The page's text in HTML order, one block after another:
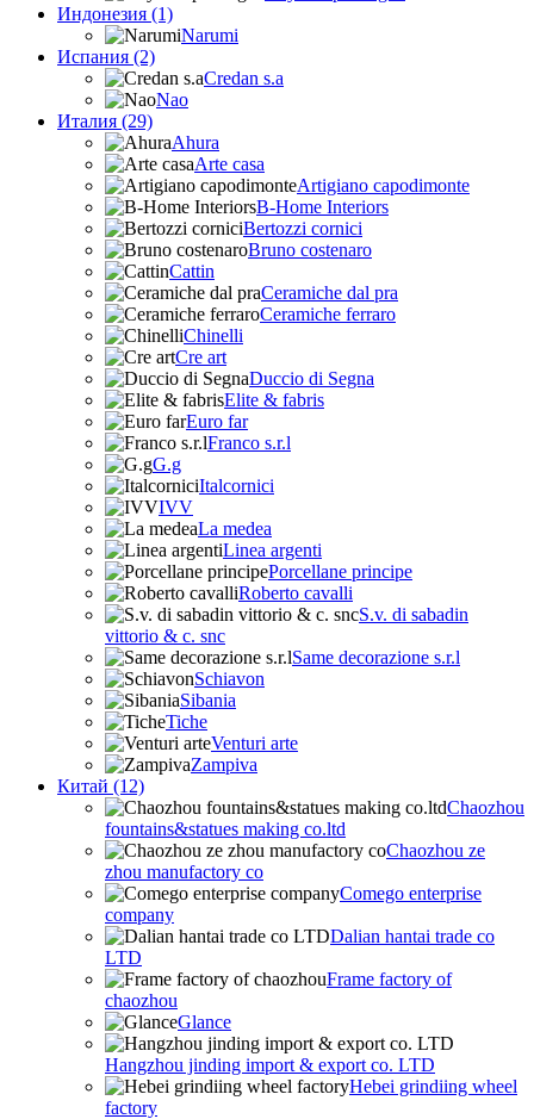
Индонезия (1)
Narumi
Испания (2)
Credan s.a
Nao
Италия (29)
Ahura
Arte casa
Artigiano capodimonte
B-Home Interiors
Bertozzi cornici
Bruno costenaro
Cattin
Ceramiche dal pra
Ceramiche ferraro
Chinelli
Cre art
Duccio di Segna
Elite & fabris
Euro far
Franco s.r.l
G.g
Italcornici
IVV
La medea
Linea argenti
Porcellane principe
Roberto cavalli
S.v. di sabadin
vittorio & c. snc
Same decorazione s.r.l
Schiavon
Sibania
Tiche
Venturi arte
Zampiva
Китай (12)
Chaozhou
fountains&statues making co.ltd
Chaozhou ze
zhou manufactory co
Comego enterprise
company
Dalian hantai trade co
LTD
Frame factory of
chaozhou
Glance
Hangzhou jinding import & export co. LTD
Hebei grindiing wheel
factory